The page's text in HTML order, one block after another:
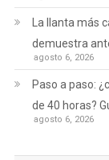
La llanta más
demuestra
agosto 6, 2026
Paso a paso:
de 40 horas?
agosto 6, 2026